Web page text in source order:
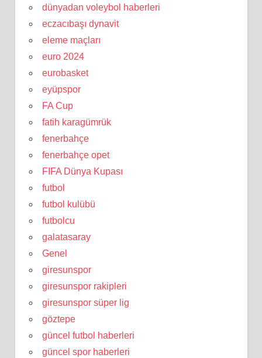
dünyadan voleybol haberleri
eczacıbaşı dynavit
eleme maçları
euro 2024
eurobasket
eyüpspor
FA Cup
fatih karagümrük
fenerbahçe
fenerbahçe opet
FIFA Dünya Kupası
futbol
futbol kulübü
futbolcu
galatasaray
Genel
giresunspor
giresunspor rakipleri
giresunspor süper lig
göztepe
güncel futbol haberleri
güncel spor haberleri